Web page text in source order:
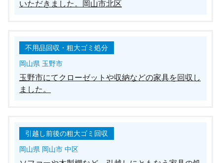
いただきました。岡山市北区
不用品回収・粗大ゴミ処分
岡山県 玉野市
玉野市にてクローゼットや収納などの家具を回収し
ました。
引越し前後の粗大ゴミ回収
岡山県 岡山市 中区